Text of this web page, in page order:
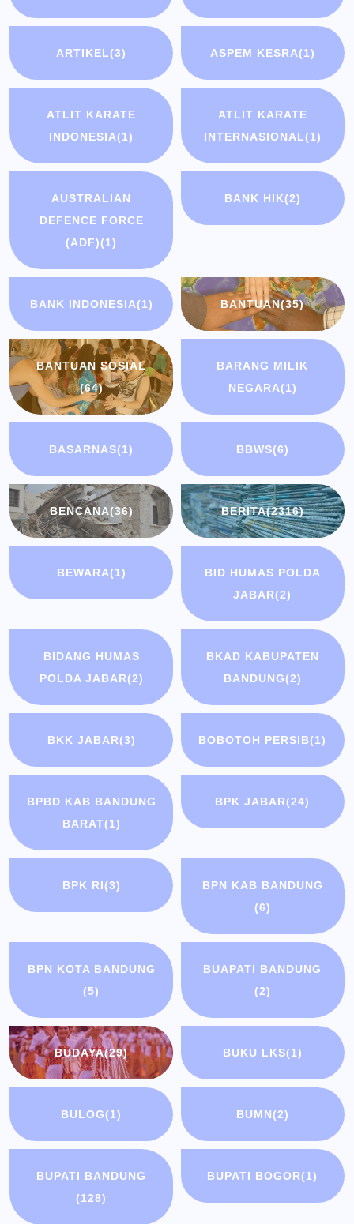
ARTIKEL(3) ASPEM KESRA(1)
ATLIT KARATE
INDONESIA(1)
ATLIT KARATE
INTERNASIONAL(1)
AUSTRALIAN
DEFENCE FORCE
(ADF)(1)
BANK HIK(2)
BANK INDONESIA(1) BANTUAN(35)
BANTUAN SOSIAL
(64)
BARANG MILIK
NEGARA(1)
BASARNAS(1) BBWS(6)
BENCANA(36) BERITA(2316)
BEWARA(1)
BID HUMAS POLDA
JABAR(2)
BIDANG HUMAS
POLDA JABAR(2)
BKAD KABUPATEN
BANDUNG(2)
BKK JABAR(3) BOBOTOH PERSIB(1)
BPBD KAB BANDUNG
BARAT(1)
BPK JABAR(24)
BPK RI(3)
BPN KAB BANDUNG
(6)
BPN KOTA BANDUNG
(5)
BUAPATI BANDUNG
(2)
BUDAYA(29) BUKU LKS(1)
BULOG(1) BUMN(2)
BUPATI BANDUNG
(128)
BUPATI BOGOR(1)